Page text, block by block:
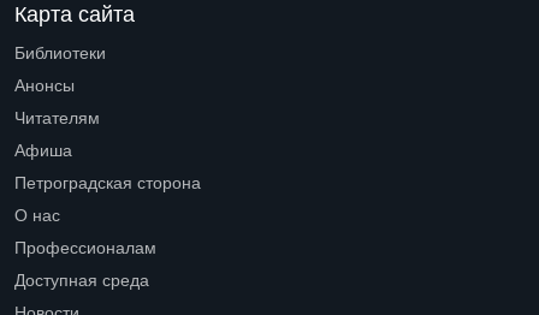
Карта сайта
Библиотеки
Анонсы
Читателям
Афиша
Петроградская сторона
О нас
Профессионалам
Доступная среда